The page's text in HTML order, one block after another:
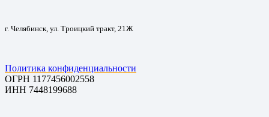
г. Челябинск, ул. Троицкий тракт, 21Ж
Политика конфиденциальности
ОГРН 1177456002558
ИНН 7448199688